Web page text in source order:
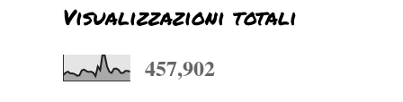
Visualizzazioni totali
457,902